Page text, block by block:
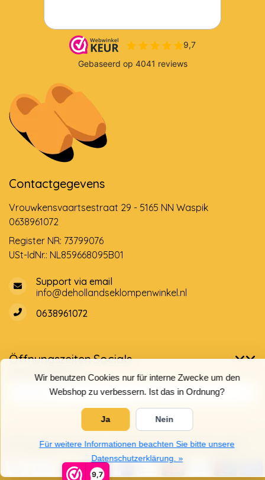
9,7
Wir benutzen Cookies nur für interne Zwecke um den
Webshop zu verbessern. Ist das in Ordnung?
Ja Nein
Für weitere Informationen beachten Sie bitte unsere
Datenschutzerklärung. »
Contactgegevens
Vrouwkensvaartsestraat 29 - 5165 NN Waspik
0638961072
Register NR: 73799076
USt-IdNr.: NL859668095B01
Support via email
info@dehollandseklompenwinkel.nl
0638961072
ÖffnungszeitenSocials
Kundendienst
© Copyright 2026 Der Holländische Holzschuhe Laden